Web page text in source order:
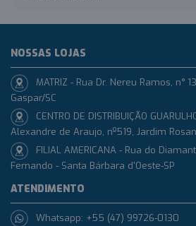
NOSSAS LOJAS
MATRIZ - Rua Dr. Nereu Ramos, n°
Gaspar/SC
CENTRO DE DISTRIBUIÇÃO
Alexandre de Araujo, nº519, Jardim
FILIAL AMERICANA - Rua do
Fernando - Santa Bárbara d'Oeste-SP
ATENDIMENTO
Whatsapp: +55 (47) 99726-0130